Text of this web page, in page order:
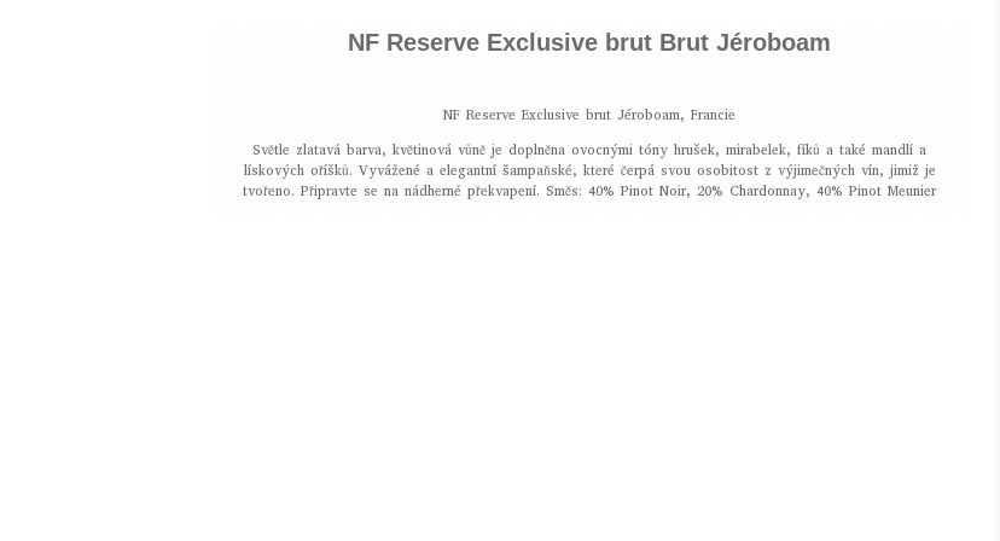
NF Reserve Exclusive brut Brut Jéroboam
NF Reserve Exclusive brut Jéroboam, Francie
Světle zlatavá barva, květinová vůně je doplněna ovocnými tóny hrušek, mirabelek, fíků a také mandlí a
lískových oříšků. Vyvážené a elegantní šampaňské, které čerpá svou osobitost z výjimečných vín, jimiž je
tvořeno. Připravte se na nádherné překvapení. Směs: 40% Pinot Noir, 20% Chardonnay, 40% Pinot Meunier